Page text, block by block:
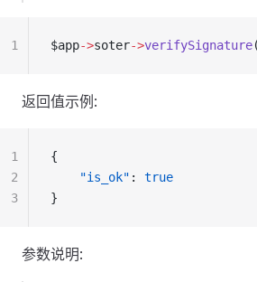
$app->soter->verifySignature
1
返回值示例:
{
    "is_ok"
: true
}
1
2
3
参数说明: